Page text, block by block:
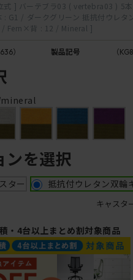
式 ] バーテブラ03 ( vertebra03 ) 5
: G1 / ダークグリーン 抵抗付ウレタ
/ Fern×背 : 12 / Mineral ]
） 製品記号 （
ンを選択
ター 抵抗付ウレタン双輪
キャスタ
・4台以上まとめ割対象商品